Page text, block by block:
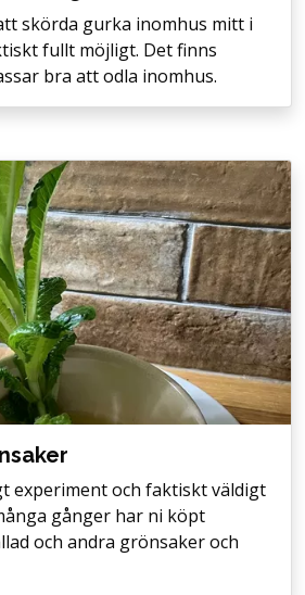
skörda gurka inomhus mitt i
fullt möjligt. Det finns
bra att odla inomhus.
experiment och faktiskt väldigt
gånger har ni köpt
och andra grönsaker och